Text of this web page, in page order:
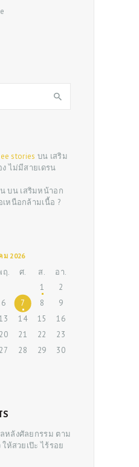
stories บน เสริม
ไม่มีสายเดรน
บน เสริมหน้าอก
หนือกล้ามเนื้อ ?
ม 2026
ฤ. ศ. ส. อา.
1
2
6 7 8
9
14 15
16
20 21 22
23
27 28 29
30
หลังศัลยกรรม ตาม
ห้สวยเป๊ะ ไร้รอย